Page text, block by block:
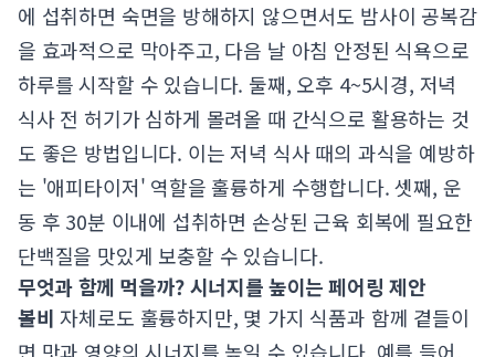
에 섭취하면 숙면을 방해하지 않으면서도 밤사이 공복감
을 효과적으로 막아주고, 다음 날 아침 안정된 식욕으로
하루를 시작할 수 있습니다. 둘째, 오후 4~5시경, 저녁
식사 전 허기가 심하게 몰려올 때 간식으로 활용하는 것
도 좋은 방법입니다. 이는 저녁 식사 때의 과식을 예방하
는 '애피타이저' 역할을 훌륭하게 수행합니다. 셋째, 운
동 후 30분 이내에 섭취하면 손상된 근육 회복에 필요한
단백질을 맛있게 보충할 수 있습니다.
무엇과 함께 먹을까? 시너지를 높이는 페어링 제안
볼비 자체로도 훌륭하지만, 몇 가지 식품과 함께 곁들이